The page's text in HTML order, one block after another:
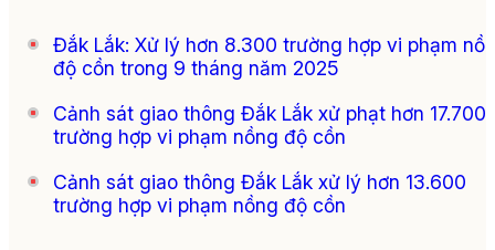
Đắk Lắk: Xử lý hơn 8.300 trường hợp vi phạm
độ cồn trong 9 tháng năm 2025
Cảnh sát giao thông Đắk Lắk xử phạt hơn 17.700
trường hợp vi phạm nồng độ cồn
Cảnh sát giao thông Đắk Lắk xử lý hơn 13.600
trường hợp vi phạm nồng độ cồn